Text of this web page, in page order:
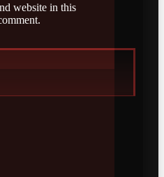
website in this